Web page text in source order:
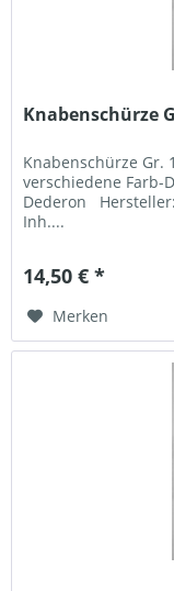
Knabenschürze
Knabenschürze
verschiedene
Dederon
Inh....
14,50 € *
Merken